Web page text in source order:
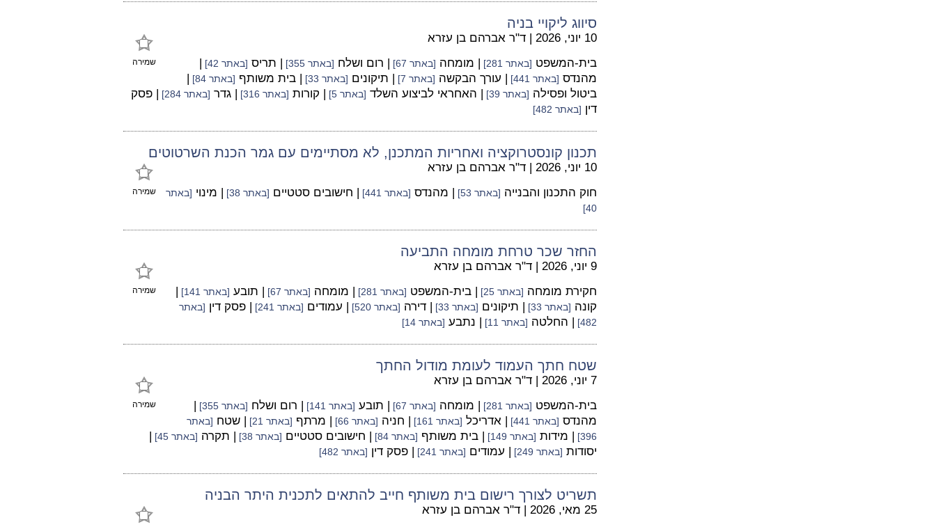
סיווג ליקויי בניה
שמירה
10 יוני, 2026 | ד"ר אברהם בן עזרא
בית-המשפט [באתר 281] | מומחה [באתר 67] | רום ושלח [באתר 355] | תריס [באתר 42]
|
מהנדס [באתר 441] | עורך הבקשה [באתר 7] | תיקונים [באתר 33] | בית משותף [באתר 84]
|
ביטול ופסילה [באתר 39] | האחראי לביצוע השלד [באתר 5] | קורות [באתר 316] | גדר [באתר 284]
| פסק
דין [באתר 482]
תכנון קונסטרוקציה ואחריות המתכנן, לא מסתיימים עם גמר הכנת השרטוטים
שמירה
10 יוני, 2026 | ד"ר אברהם בן עזרא
חוק התכנון והבנייה [באתר 53] | מהנדס [באתר 441] | חישובים סטטיים [באתר 38] | מינוי [באתר
40]
החזר שכר טרחת מומחה התביעה
שמירה
9 יוני, 2026 | ד"ר אברהם בן עזרא
חקירת מומחה [באתר 25] | בית-המשפט [באתר 281] | מומחה [באתר 67] | תובע [באתר 141]
|
קונה [באתר 33] | תיקונים [באתר 33] | דירה [באתר 520] | עמודים [באתר 241] | פסק דין [באתר
482] | החלטה [באתר 11] | נתבע [באתר 14]
שטח חתך העמוד לעומת מודול החתך
שמירה
7 יוני, 2026 | ד"ר אברהם בן עזרא
בית-המשפט [באתר 281] | מומחה [באתר 67] | תובע [באתר 141] | רום ושלח [באתר 355]
|
מהנדס [באתר 441] | אדריכל [באתר 161] | חניה [באתר 66] | מרתף [באתר 21] | שטח [באתר
396] | מידות [באתר 149] | בית משותף [באתר 84] | חישובים סטטיים [באתר 38] | תקרה [באתר 45]
|
יסודות [באתר 249] | עמודים [באתר 241] | פסק דין [באתר 482]
תשריט לצורך רישום בית משותף חייב להתאים לתכנית היתר הבניה
25 מאי, 2026 | ד"ר אברהם בן עזרא